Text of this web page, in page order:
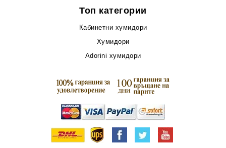
Топ категории
Кабинетни хумидори
Хумидори
Adorini хумидори